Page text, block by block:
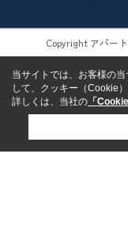
Copyright アパー
当サイトでは、お客様の
して、クッキー（Cookie
詳しくは、当社の 「